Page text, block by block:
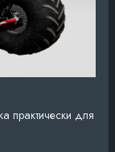
практически для